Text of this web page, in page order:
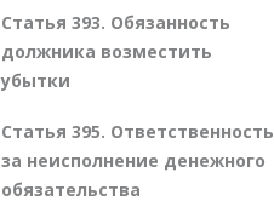
Статья 393. Обязанность
должника возместить
убытки
Статья 395. Ответственность
за неисполнение денежного
обязательства